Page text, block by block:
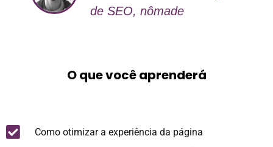
de SEO, nômade
O que você aprenderá
Como otimizar a experiência da página